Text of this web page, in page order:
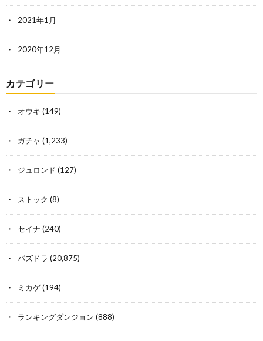
2021年1月
2020年12月
カテゴリー
オウキ (149)
ガチャ (1,233)
ジュロンド (127)
ストック (8)
セイナ (240)
パズドラ (20,875)
ミカゲ(194)
ランキングダンジョン (888)